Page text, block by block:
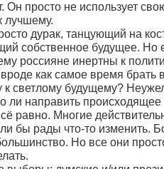
Он просто не использует
лучшему.
дурак, танцующий на
собственное будущее. Но
россияне инертны к
как самое время брать
к светлому будущему?
ли направить происходящее
равно. Многие
бы рады что-то изменить.
Но все они